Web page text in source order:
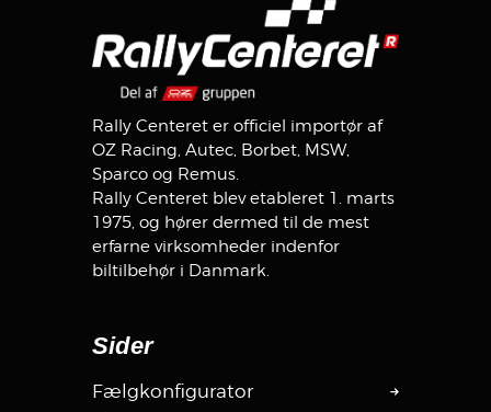
Rally Centeret er officiel importør af
OZ Racing, Autec, Borbet, MSW,
Sparco og Remus.
Rally Centeret blev etableret 1. marts
1975, og hører dermed til de mest
erfarne virksomheder indenfor
biltilbehør i Danmark.
Sider
Fælgkonfigurator